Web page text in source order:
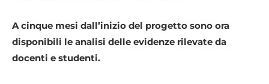
A cinque mesi dall’inizio del progetto sono ora
disponibili le analisi delle evidenze rilevate da
docenti e studenti.